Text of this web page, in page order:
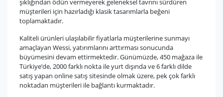
şıklığından ödün vermeyerek geleneksel tavrını sürdüren
müşterileri için hazırladığı klasik tasarımlarla beğeni
toplamaktadır.
Kaliteli ürünleri ulaşılabilir fiyatlarla müşterilerine sunmayı
amaçlayan Wessi, yatırımlarını arttırması sonucunda
büyümesini devam ettirmektedir. Günümüzde, 450 mağaza ile
Türkiye’de, 2000 farklı nokta ile yurt dışında ve 6 farklı dilde
satış yapan online satış sitesinde olmak üzere, pek çok farklı
noktadan müşterileri ile bağlantı kurmaktadır.